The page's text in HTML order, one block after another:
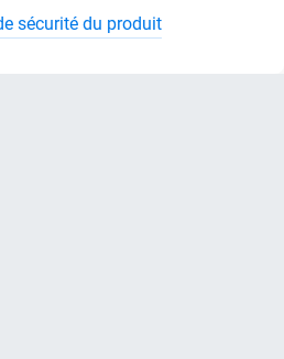
sécurité du produit